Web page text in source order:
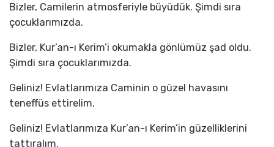
Bizler, Camilerin atmosferiyle büyüdük. Şimdi sıra
çocuklarımızda.
Bizler, Kur’an-ı Kerim’i okumakla gönlümüz şad oldu.
Şimdi sıra çocuklarımızda.
Geliniz! Evlatlarımıza Caminin o güzel havasını
teneffüs ettirelim.
Geliniz! Evlatlarımıza Kur’an-ı Kerim’in güzelliklerini
tattıralım.